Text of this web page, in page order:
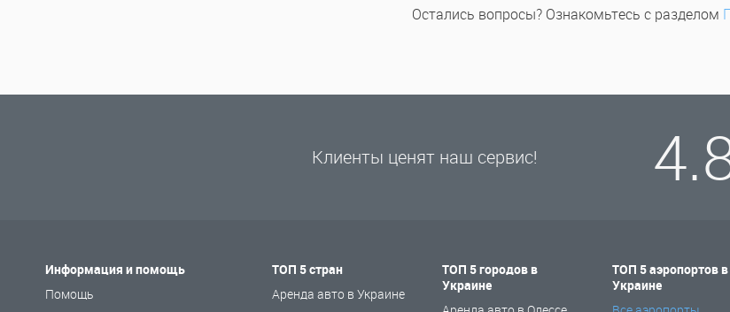
Остались вопросы? Ознакомьтесь с разделом
Клиенты ценят наш сервис!
Информация и помощь
Помощь
ТОП 5 стран
Аренда авто в Украине
ТОП 5 городов в
Украине
ТОП 5 аэропортов в
Украине